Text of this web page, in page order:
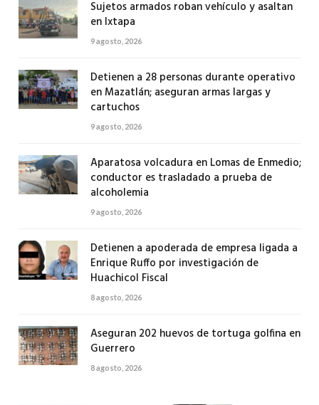
Sujetos armados roban vehículo y asaltan
en Ixtapa
9 agosto, 2026
Detienen a 28 personas durante operativo
en Mazatlán; aseguran armas largas y
cartuchos
9 agosto, 2026
Aparatosa volcadura en Lomas de Enmedio;
conductor es trasladado a prueba de
alcoholemia
9 agosto, 2026
Detienen a apoderada de empresa ligada a
Enrique Ruffo por investigación de
Huachicol Fiscal
8 agosto, 2026
Aseguran 202 huevos de tortuga golfina en
Guerrero
8 agosto, 2026